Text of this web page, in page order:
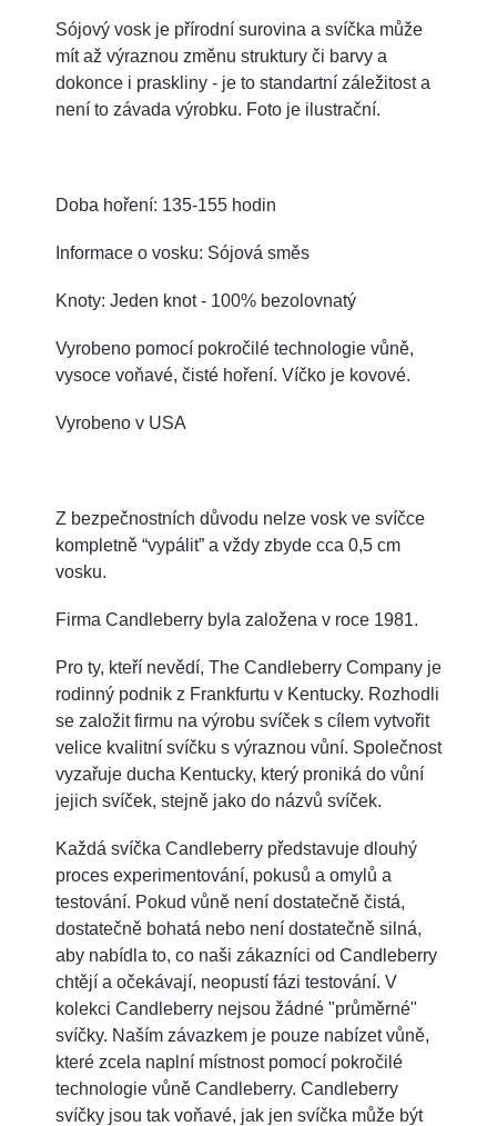
Sójový vosk je přírodní surovina a svíčka může
mít až výraznou změnu struktury či barvy a
dokonce i praskliny - je to standartní záležitost a
není to závada výrobku. Foto je ilustrační.
Doba hoření: 135-155 hodin
Informace o vosku: Sójová směs
Knoty: Jeden knot - 100% bezolovnatý
Vyrobeno pomocí pokročilé technologie vůně,
vysoce voňavé, čisté hoření. Víčko je kovové.
Vyrobeno v USA
Z bezpečnostních důvodu nelze vosk ve svíčce
kompletně “vypálit” a vždy zbyde cca 0,5 cm
vosku.
Firma Candleberry byla založena v roce 1981.
Pro ty, kteří nevědí, The Candleberry Company je
rodinný podnik z Frankfurtu v Kentucky. Rozhodli
se založit firmu na výrobu svíček s cílem vytvořit
velice kvalitní svíčku s výraznou vůní. Společnost
vyzařuje ducha Kentucky, který proniká do vůní
jejich svíček, stejně jako do názvů svíček.
Každá svíčka Candleberry představuje dlouhý
proces experimentování, pokusů a omylů a
testování. Pokud vůně není dostatečně čistá,
dostatečně bohatá nebo není dostatečně silná,
aby nabídla to, co naši zákazníci od Candleberry
chtějí a očekávají, neopustí fázi testování. V
kolekci Candleberry nejsou žádné "průměrné"
svíčky. Naším závazkem je pouze nabízet vůně,
které zcela naplní místnost pomocí pokročilé
technologie vůně Candleberry. Candleberry
svíčky jsou tak voňavé, jak jen svíčka může být